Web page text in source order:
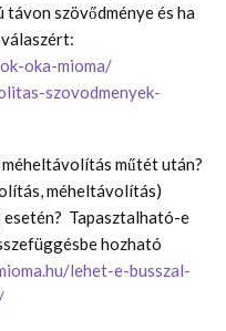
szövődménye és ha
oka-mioma/
szovodmenyek-
műtét után?
méheltávolítás)
esetén? Tapasztalható-e
hozható
lehet-e-busszal-